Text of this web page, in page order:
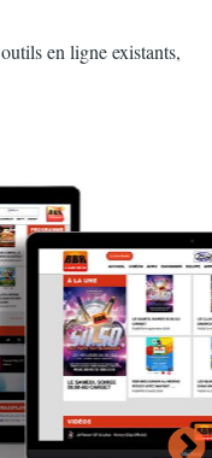
en ligne existants,